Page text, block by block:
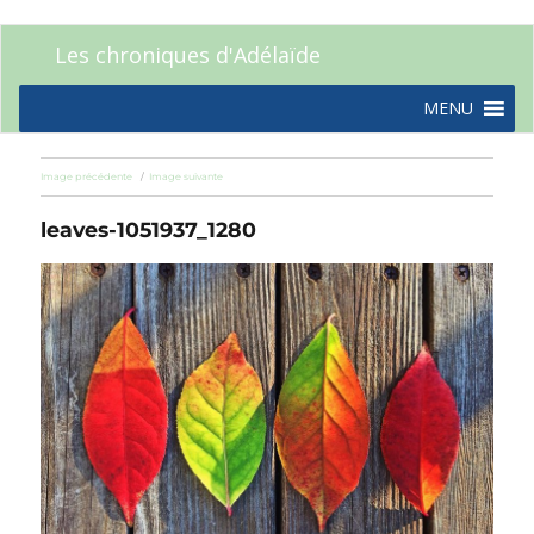
Les chroniques d'Adélaïde
MENU
Image précédente Image suivante
leaves-1051937_1280